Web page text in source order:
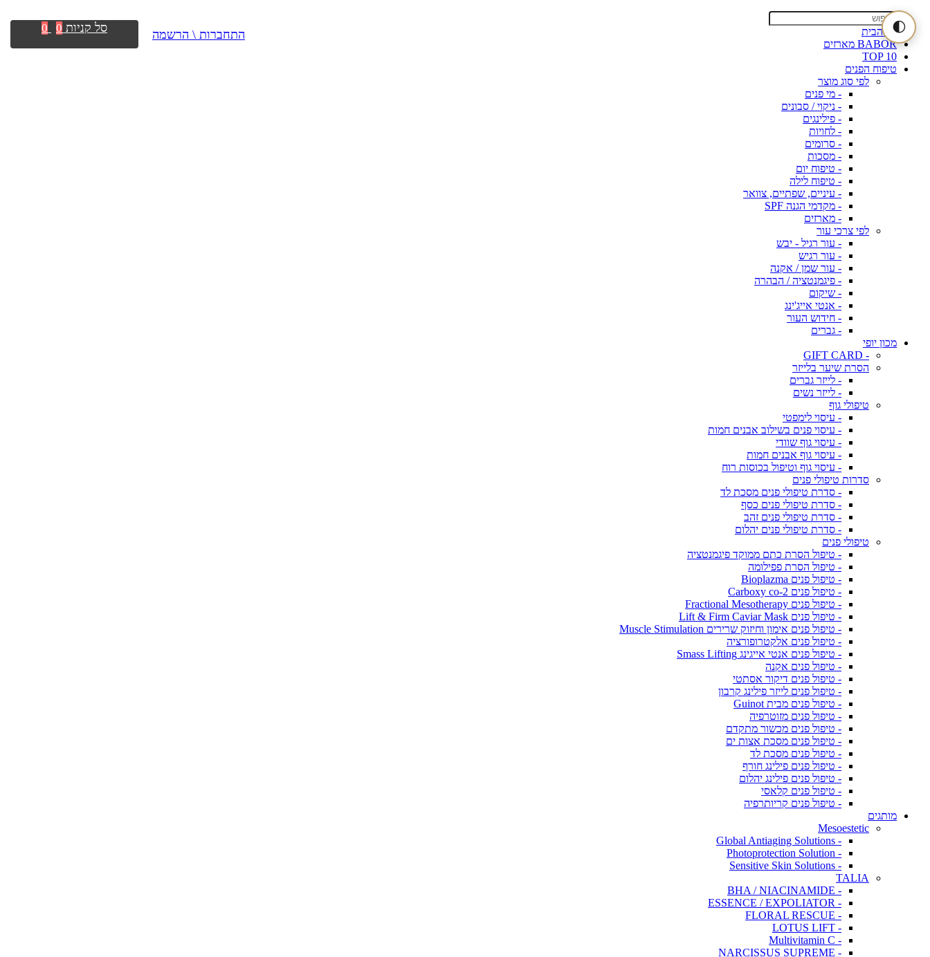
🌓דף הבית
BABOR מארזים
TOP 10
טיפוח הפנים
לפי סוג מוצר
- מי פנים
- ניקוי / סבונים
- פילינגים
- לחויות
- סרומים
- מסכות
- טיפוח יום
- טיפוח לילה
- עיניים, שפתיים, צוואר
- מקדמי הגנה SPF
- מארזים
לפי צרכי עור
- עור רגיל - יבש
- עור רגיש
- עור שמן / אקנה
- פיגמנטציה / הבהרה
- שיקום
- אנטי אייג'ינג
- חידוש העור
- גברים
מכון יופי
- GIFT CARD
הסרת שיער בלייזר
- לייזר גברים
- לייזר נשים
טיפולי גוף
- עיסוי לימפטי
- עיסוי פנים בשילוב אבנים חמות
- עיסוי גוף שוודי
- עיסוי גוף אבנים חמות
- עיסוי גוף וטיפול בכוסות רוח
סדרות טיפולי פנים
- סדרת טיפולי פנים מסכת לד
- סדרת טיפולי פנים כסף
- סדרת טיפולי פנים זהב
- סדרת טיפולי פנים יהלום
טיפולי פנים
- טיפול הסרת כתם ממוקד פיגמנטציה
- טיפול הסרת פפילומה
- טיפול פנים Bioplazma
- טיפול פנים Carboxy co-2
- טיפול פנים Fractional Mesotherapy
- טיפול פנים Lift & Firm Caviar Mask
- טיפול פנים אימון וחיזוק שרירים Muscle Stimulation
- טיפול פנים אלקטרופורציה
- טיפול פנים אנטי אייגינג Smass Lifting
- טיפול פנים אקנה
- טיפול פנים דיקור אסתטי
- טיפול פנים לייזר פילינג קרבון
- טיפול פנים מבית Guinot
- טיפול פנים מזוטרפיה
- טיפול פנים מכשור מתקדם
- טיפול פנים מסכת אצות ים
- טיפול פנים מסכת לד
- טיפול פנים פילינג חורף
- טיפול פנים פילינג יהלום
- טיפול פנים קלאסי
- טיפול פנים קריותרפיה
מותגים
Mesoestetic
- Global Antiaging Solutions
- Photoprotection Solution
- Sensitive Skin Solutions
TALIA
- BHA / NIACINAMIDE
- ESSENCE / EXPOLIATOR
- FLORAL RESCUE
- LOTUS LIFT
- Multivitamin C
- NARCISSUS SUPREME
התחברות \ הרשמה סל קניות 0
0